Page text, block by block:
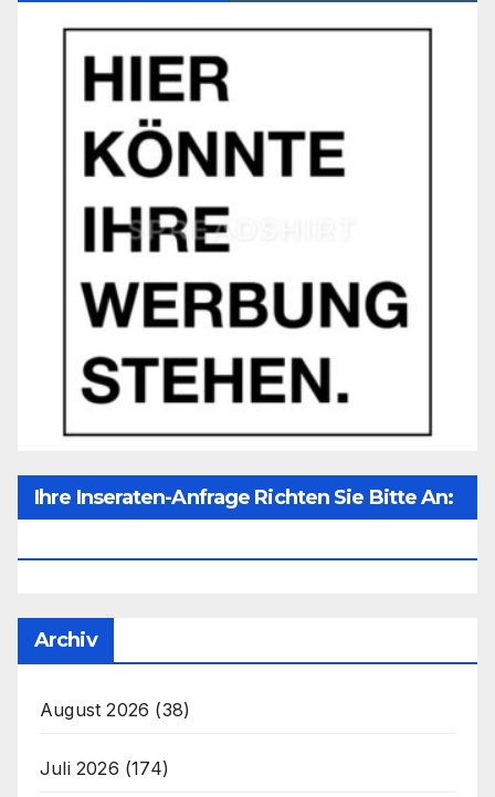
Ihre Inseraten-Anfrage Richten Sie Bitte An:
Archiv
August 2026 (38)
Juli 2026 (174)